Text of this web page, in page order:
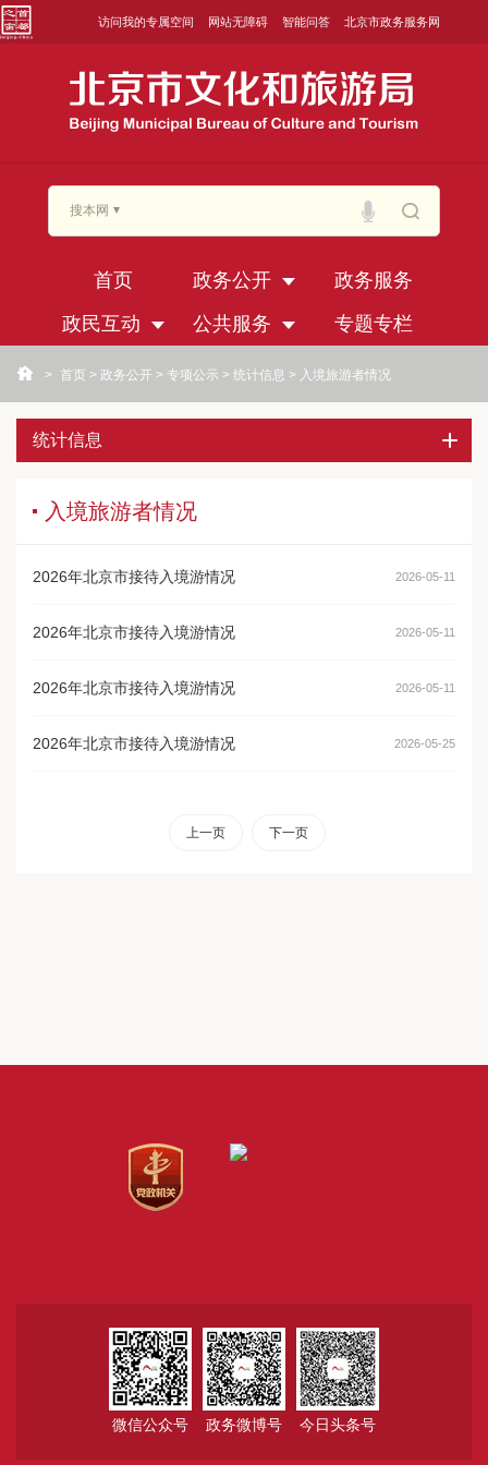
访问我的专属空间 网站无障碍 智能问答 北京市政务服务网
搜本网
首页 政务公开
政务服务
政民互动
公共服务 专题专栏
> 首页 > 政务公开 > 专项公示 > 统计信息 > 入境旅游者情况
统计信息
入境旅游者情况
2026-05-11
2026年北京市接待入境游情况
2026-05-11
2026年北京市接待入境游情况
2026-05-11
2026年北京市接待入境游情况
2026-05-25
2026年北京市接待入境游情况
上一页 下一页
微信公众号 政务微博号 今日头条号